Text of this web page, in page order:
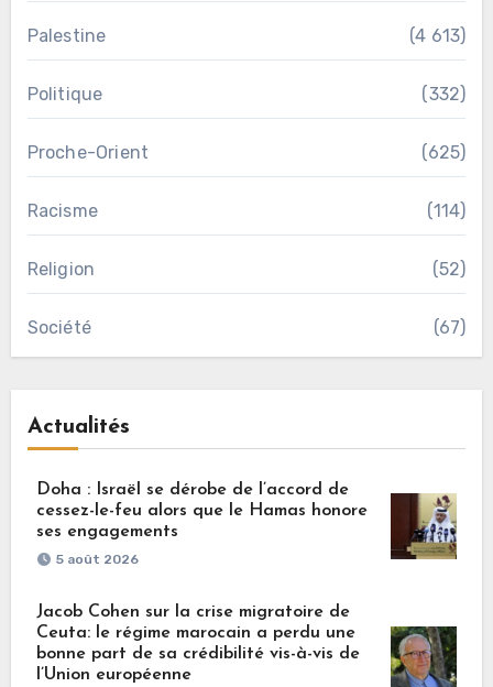
Palestine (4 613)
Politique (332)
Proche-Orient (625)
Racisme (114)
Religion (52)
Société (67)
Actualités
Doha : Israël se dérobe de l’accord de
cessez-le-feu alors que le Hamas honore
ses engagements
5 août 2026
Jacob Cohen sur la crise migratoire de
Ceuta: le régime marocain a perdu une
bonne part de sa crédibilité vis-à-vis de
l’Union européenne